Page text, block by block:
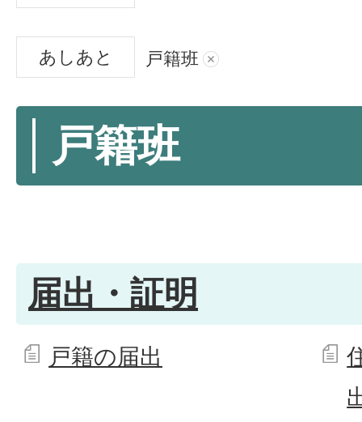
あしあと 戸籍班
戸籍班
届出・証明
戸籍の届出